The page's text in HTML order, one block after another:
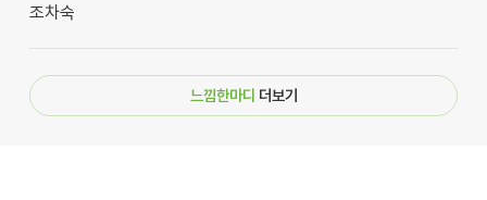
조차숙
느낌한마디 더보기